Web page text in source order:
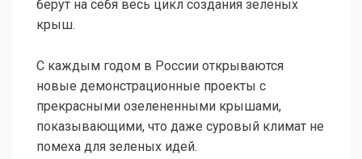
берут на себя весь цикл создания зеленых
крыш.
С каждым годом в России открываются
новые демонстрационные проекты с
прекрасными озелененными крышами,
показывающими, что даже суровый климат не
помеха для зеленых идей.